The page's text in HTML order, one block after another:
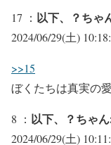
17 ： 以下、？ちゃ
2024/06/29(土)
>>15
ぼくたちは真実の
8 ： 以下、？ちゃ
2024/06/29(土)